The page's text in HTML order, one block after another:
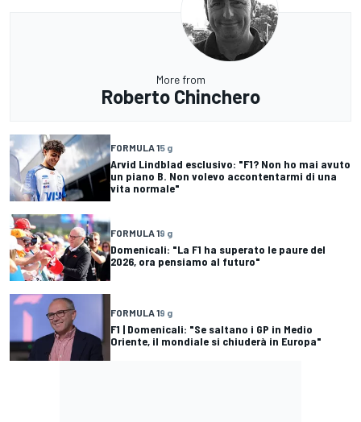
More from
Roberto Chinchero
FORMULA 15 g
Arvid Lindblad esclusivo: "F1? Non ho mai avuto
un piano B. Non volevo accontentarmi di una
vita normale"
FORMULA 19 g
Domenicali: "La F1 ha superato le paure del
2026, ora pensiamo al futuro"
FORMULA 19 g
F1 | Domenicali: "Se saltano i GP in Medio
Oriente, il mondiale si chiuderà in Europa"